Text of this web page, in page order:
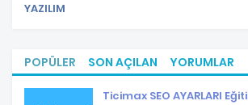
YAZILIM
POPÜLER SON AÇILAN YORUMLAR
Ticimax SEO AYARLARI